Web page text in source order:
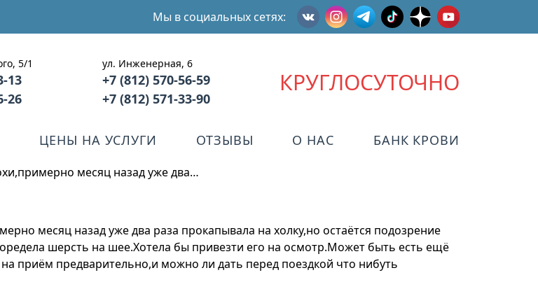
Мы в социальных сетях:
5/1
13
26
ул. Инженерная, 6
+7 (812) 570-56-59
+7 (812) 571-33-90
КРУГЛОСУТОЧНО
ЦЕНЫ НА УСЛУГИ ОТЗЫВЫ О НАС БАНК КРОВИ
месяц назад уже два…
месяц назад уже два раза прокапывала на холку,но остаётся подозрение
шерсть на шее.Хотела бы привезти его на осмотр.Может быть есть ещё
приём предварительно,и можно ли дать перед поездкой что нибуть